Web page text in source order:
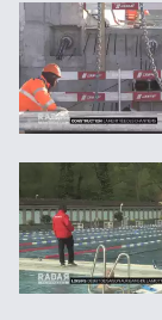
La rentrée des
Début de